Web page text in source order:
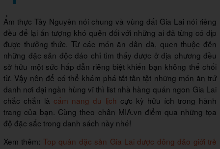
Ẩm thực Tây Nguyên nói chung và vùng đất Gia Lai nói riêng
đều để lại ấn tượng khó quên đối với những ai đã từng có dịp
được thưởng thức. Từ các món ăn dân dã, quen thuộc đến
những đặc sản độc đáo chỉ tìm thấy được ở địa phương đều
sở hữu một sức hấp dẫn riêng biệt khiến bạn không thể chối
từ. Vậy nên để có thể khám phá tất tần tật những món ăn trứ
danh nơi đại ngàn hùng vĩ thì list nhà hàng quán ngon Gia Lai
chắc chắn là cẩm nang du lịch cực kỳ hữu ích trong hành
trang của bạn. Cùng theo chân MIA.vn điểm qua những tọa
độ đặc sắc trong danh sách này nhé!
Xem thêm: Top quán đặc sản Gia Lai được đông đảo giới trẻ